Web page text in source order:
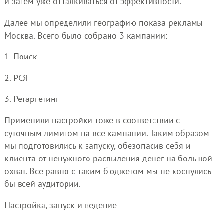
Далее мы определили географию показа рекламы –
Москва. Всего было собрано 3 кампании:
1. Поиск
2. РСЯ
3. Ретаргетинг
Применили настройки тоже в соответствии с
суточным лимитом на все кампании. Таким образом
мы подготовились к запуску, обезопасив себя и
клиента от ненужного распыления денег на большой
охват. Все равно с таким бюджетом мы не коснулись
бы всей аудитории.
Настройка, запуск и ведение